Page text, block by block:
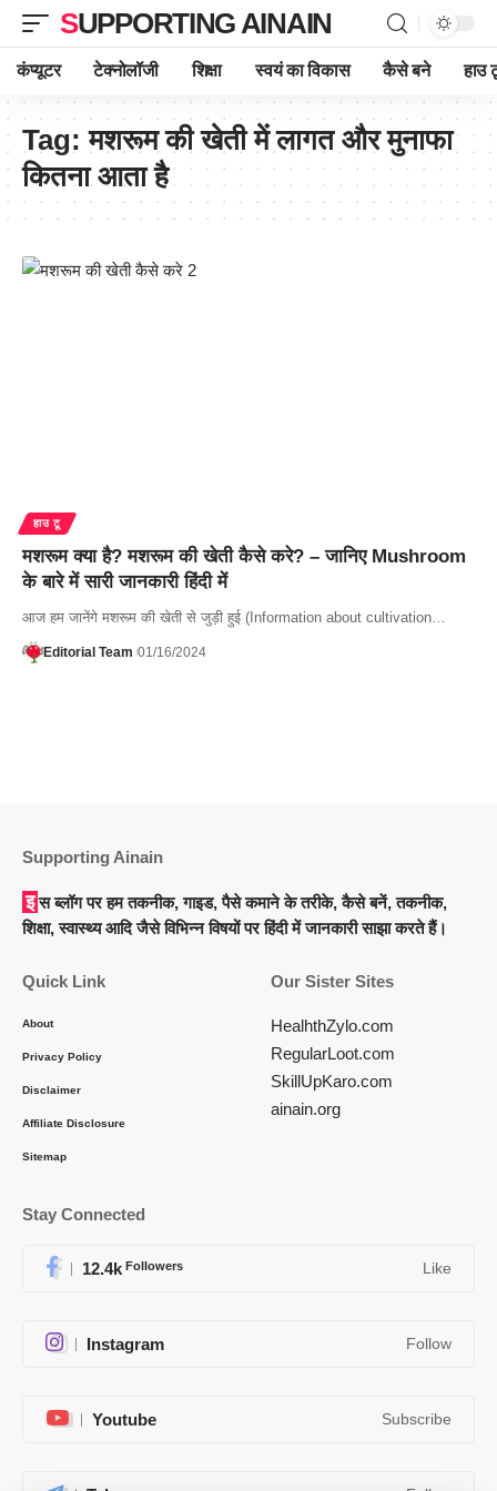
SUPPORTING AINAIN
कंप्यूटर टेक्नोलॉजी शिक्षा स्वयं का विकास कैसे बने हाउ
Tag:मशरूम की खेती में लागत और मुनाफा
कितना आता है
हाउ टू
मशरूम क्या है? मशरूम की खेती कैसे करे? – जानिए Mushroom
के बारे में सारी जानकारी हिंदी में
आज हम जानेंगे मशरूम की खेती से जुड़ी हुई (Information about cultivation…
Editorial Team 01/16/2024
Supporting Ainain
इस ब्लॉग पर हम तकनीक, गाइड, पैसे कमाने के तरीके, कैसे बनें, तकनीक,
शिक्षा, स्वास्थ्य आदि जैसे विभिन्न विषयों पर हिंदी में जानकारी साझा करते हैं।
Quick Link
About
Privacy Policy
Disclaimer
Affiliate Disclosure
Sitemap
Our Sister Sites
HealhthZylo.com
RegularLoot.com
SkillUpKaro.com
ainain.org
Stay Connected
12.4k Followers Like
Instagram Follow
Youtube Subscribe